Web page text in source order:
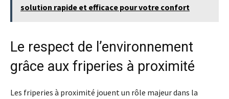
solution rapide et efficace pour votre confort
Le respect de l’environnement
grâce aux friperies à proximité
Les friperies à proximité jouent un rôle majeur dans la